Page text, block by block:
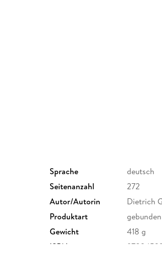
Sprache
deutsch
Seitenanzahl
272
Autor/Autorin
Dietrich
Produktart
gebunden
Gewicht
418 g
ISBN